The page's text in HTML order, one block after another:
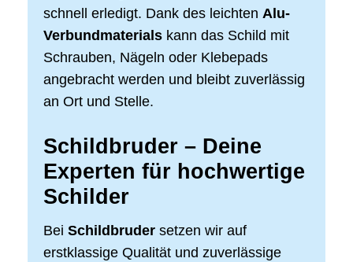
schnell erledigt. Dank des leichten Alu-
Verbundmaterials kann das Schild mit
Schrauben, Nägeln oder Klebepads
angebracht werden und bleibt zuverlässig
an Ort und Stelle.
Schildbruder – Deine
Experten für hochwertige
Schilder
Bei Schildbruder setzen wir auf
erstklassige Qualität und zuverlässige